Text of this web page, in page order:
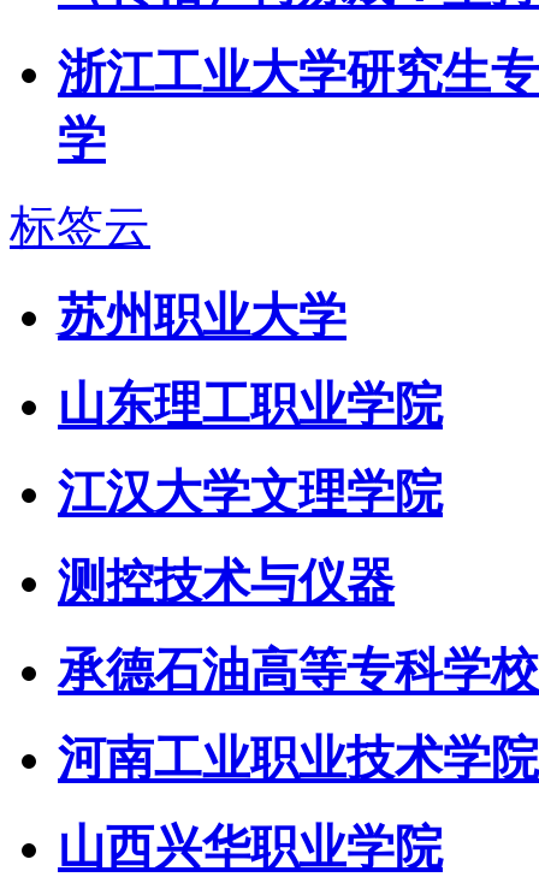
浙江工业大学研究生
学
标签云
苏州职业大学
山东理工职业学院
江汉大学文理学院
测控技术与仪器
承德石油高等专科学校
河南工业职业技术学院
山西兴华职业学院